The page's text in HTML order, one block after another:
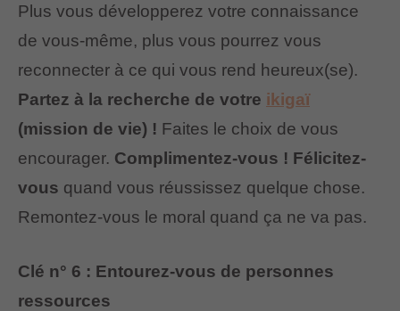
Plus vous développerez votre connaissance
de vous-même, plus vous pourrez vous
reconnecter à ce qui vous rend heureux(se).
Partez à la recherche de votre ikigaï
(mission de vie) ! Faites le choix de vous
encourager. Complimentez-vous ! Félicitez-
vous quand vous réussissez quelque chose.
Remontez-vous le moral quand ça ne va pas.
Clé n° 6 : Entourez-vous de personnes
ressources